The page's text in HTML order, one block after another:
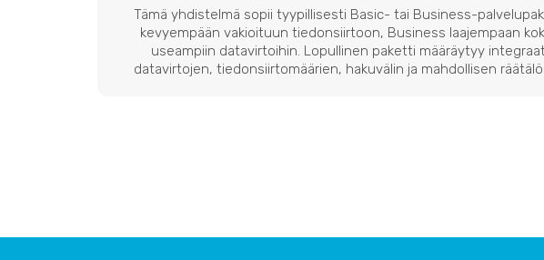
Tämä yhdistelmä sopii tyypillisesti Basic- tai Business-
kevyempään vakioituun tiedonsiirtoon, Business laajempaan
useampiin datavirtoihin. Lopullinen paketti määräytyy
datavirtojen, tiedonsiirtomäärien, hakuvälin ja mahdollisen